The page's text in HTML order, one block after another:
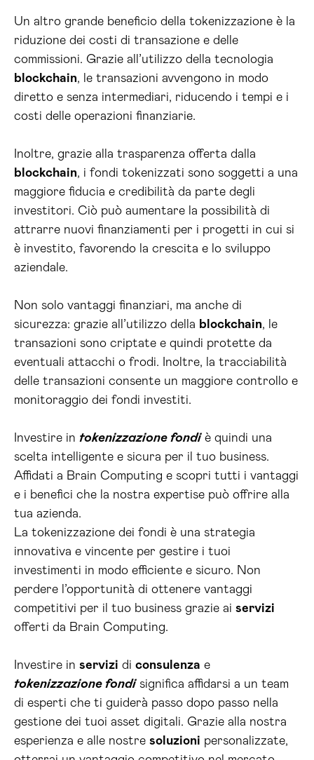
Un altro grande beneficio della tokenizzazione è la
riduzione dei costi di transazione e delle
commissioni. Grazie all’utilizzo della tecnologia
blockchain, le transazioni avvengono in modo
diretto e senza intermediari, riducendo i tempi e i
costi delle operazioni finanziarie.
Inoltre, grazie alla trasparenza offerta dalla
blockchain, i fondi tokenizzati sono soggetti a una
maggiore fiducia e credibilità da parte degli
investitori. Ciò può aumentare la possibilità di
attrarre nuovi finanziamenti per i progetti in cui si
è investito, favorendo la crescita e lo sviluppo
aziendale.
Non solo vantaggi finanziari, ma anche di
sicurezza: grazie all’utilizzo della blockchain, le
transazioni sono criptate e quindi protette da
eventuali attacchi o frodi. Inoltre, la tracciabilità
delle transazioni consente un maggiore controllo e
monitoraggio dei fondi investiti.
Investire in tokenizzazione fondiè quindi una
scelta intelligente e sicura per il tuo business.
Affidati a Brain Computing e scopri tutti i vantaggi
e i benefici che la nostra expertise può offrire alla
tua azienda.
La tokenizzazione dei fondi è una strategia
innovativa e vincente per gestire i tuoi
investimenti in modo efficiente e sicuro. Non
perdere l’opportunità di ottenere vantaggi
competitivi per il tuo business grazie ai servizi
offerti da Brain Computing.
Investire in servizi di consulenza e
tokenizzazione fondisignifica affidarsi a un team
di esperti che ti guiderà passo dopo passo nella
gestione dei tuoi asset digitali. Grazie alla nostra
esperienza e alle nostre soluzioni personalizzate,